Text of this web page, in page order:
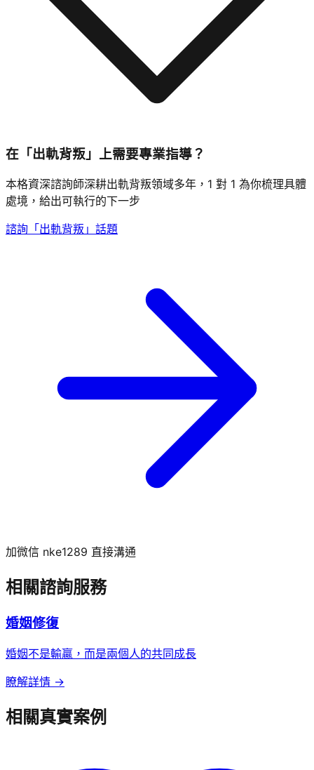
在「出軌背叛」上需要專業指導？
本格資深諮詢師深耕出軌背叛領域多年，1 對 1 為你梳理具體
處境，給出可執行的下一步
諮詢「出軌背叛」話題
加微信 nke1289 直接溝通
相關諮詢服務
婚姻修復
婚姻不是輸贏，而是兩個人的共同成長
瞭解詳情 →
相關真實案例